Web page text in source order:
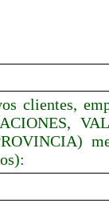
clientes,